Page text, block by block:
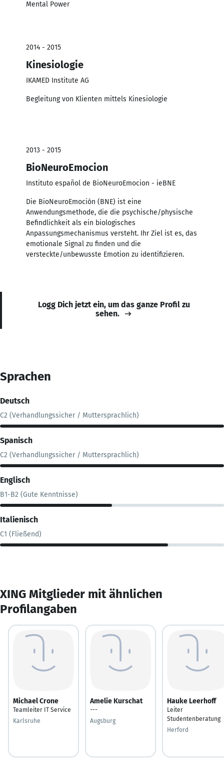
Mental Power
2014 - 2015
Kinesiologie
IKAMED Institute AG
Begleitung von Klienten mittels Kinesiologie
2013 - 2015
BioNeuroEmocion
Instituto español de BioNeuroEmocion - ieBNE
Die BioNeuroEmoción (BNE) ist eine
Anwendungsmethode, die die psychische/physische
Befindlichkeit als ein biologisches
Anpassungsmechanismus versteht. Ihr Ziel ist es, das
emotionale Signal zu finden und die
versteckte/unbewusste Emotion zu identifizieren.
Logg Dich jetzt ein, um das ganze Profil zu
sehen.
Sprachen
Deutsch
C2 (Verhandlungssicher / Muttersprachlich)
Spanisch
C2 (Verhandlungssicher / Muttersprachlich)
Englisch
B1-B2 (Gute Kenntnisse)
Italienisch
C1 (Fließend)
XING Mitglieder mit ähnlichen
Profilangaben
Michael Crone
Teamleiter IT Service
Karlsruhe
Amelie Kurschat
---
Augsburg
Hauke Leerhoff
Leiter
Studentenberatung
Herford